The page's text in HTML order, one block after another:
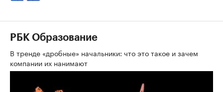
РБК Образование
В тренде «дробные» начальники: что это такое и зачем
компании их нанимают